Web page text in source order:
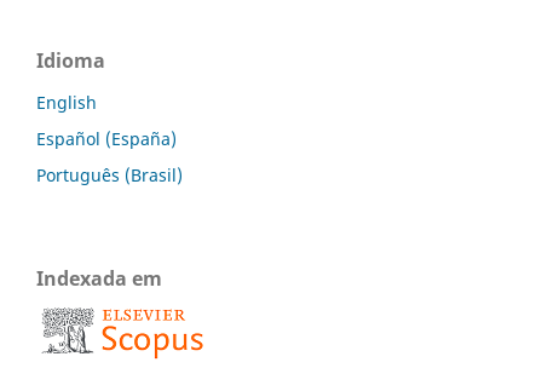
Idioma
English
Español (España)
Português (Brasil)
Indexada em